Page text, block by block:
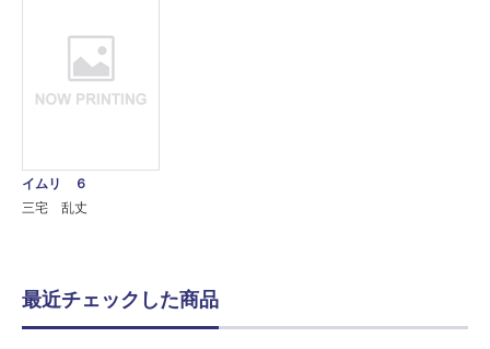
イムリ ６
三宅 乱丈
最近チェックした商品